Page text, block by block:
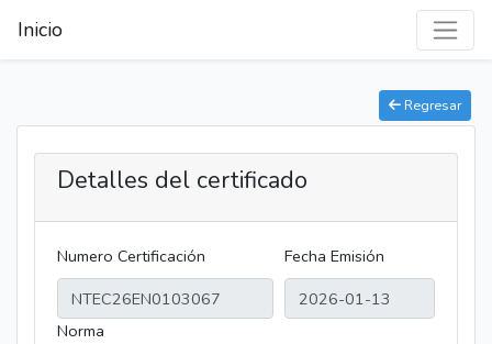
Inicio
Regresar
Detalles del certificado
Numero Certificación Fecha Emisión
Norma